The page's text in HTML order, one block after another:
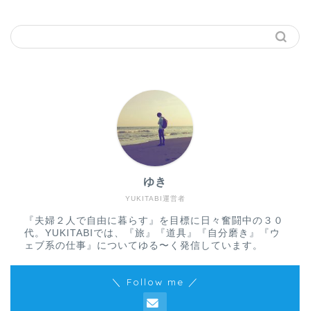
YUKITABI運営者
ゆき
『夫婦２人で自由に暮らす』を目標に日々奮闘中の３０
代。YUKITABIでは、『旅』『道具』『自分磨き』『ウ
ェブ系の仕事』についてゆる〜く発信しています。
＼ Follow me ／